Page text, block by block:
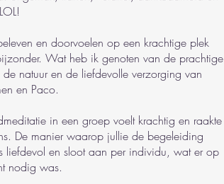
en doorvoelen op een krachtige plek
Wat heb ik genoten van de prachtige
natuur en de liefdevolle verzorging van
en Paco.
in een groep voelt krachtig en raakte
De manier waarop jullie de begeleiding
liefdevol en sloot aan per individu, wat er op
nodig was.